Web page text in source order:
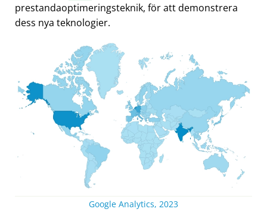
prestandaoptimeringsteknik, för att demonstrera
dess nya teknologier.
Google Analytics, 2023